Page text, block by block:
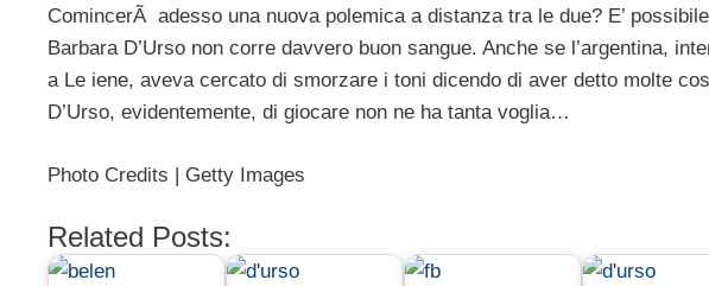
ComincerÃ adesso una nuova polemica a distanza tra le due? E’
Barbara D’Urso non corre davvero buon sangue. Anche se l’argentina,
a Le iene, aveva cercato di smorzare i toni dicendo di aver detto molte
D’Urso, evidentemente, di giocare non ne ha tanta voglia…
Photo Credits | Getty Images
Related Posts: